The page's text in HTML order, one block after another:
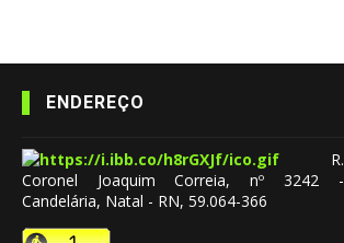
ENDEREÇO
R.
Coronel Joaquim Correia, nº 3242 -
Candelária, Natal - RN, 59.064-366